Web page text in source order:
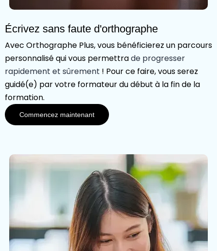
Écrivez sans faute d'orthographe
Avec Orthographe Plus, vous bénéficierez un parcours
personnalisé qui vous permettrade progresser
rapidement et sûrement ! Pour ce faire, vous serez
guidé(e) par votre formateur du début à la fin de la
formation.
Commencez maintenant